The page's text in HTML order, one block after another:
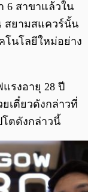
6 สาขาแล้วใน
สยามสแควร์นั้น
โนโลยีใหม่อย่าง
รงอายุ 28 ปี
เตี๋ยวดังกล่าวที่
โตดังกล่าวนี้